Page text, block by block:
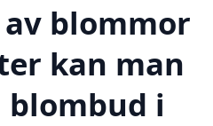
blommor
kan man
blombud i